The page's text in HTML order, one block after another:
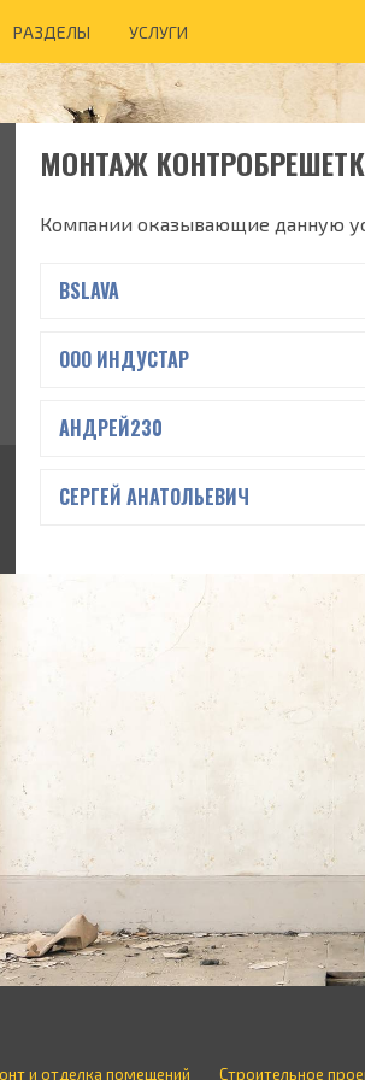
РАЗДЕЛЫ УСЛУГИ
МОНТАЖ
Компании оказывающие данную
BSLAVA
ООО ИНДУСТАР
АНДРЕЙ230
СЕРГЕЙ АНАТОЛЬЕВИЧ
и отделка помещений Строительное